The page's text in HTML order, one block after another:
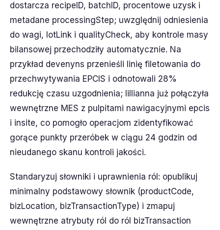
dostarcza recipeID, batchID, procentowe uzysk i
metadane processingStep; uwzględnij odniesienia
do wagi, lotLink i qualityCheck, aby kontrole masy
bilansowej przechodziły automatycznie. Na
przykład devenyns przenieśli linię filetowania do
przechwytywania EPCIS i odnotowali 28%
redukcję czasu uzgodnienia; lillianna już połączyła
wewnętrzne MES z pulpitami nawigacyjnymi epcis
i insite, co pomogło operacjom zidentyfikować
gorące punkty przeróbek w ciągu 24 godzin od
nieudanego skanu kontroli jakości.
Standaryzuj słowniki i uprawnienia ról: opublikuj
minimalny podstawowy słownik (productCode,
bizLocation, bizTransactionType) i zmapuj
wewnętrzne atrybuty ról do ról bizTransaction